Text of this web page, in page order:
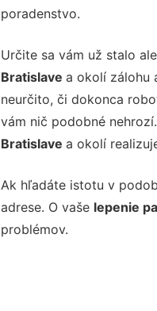
poradenstvo.
Určite sa vám už stalo
Bratislave a okolí zálohu
neurčito, či dokonca
vám nič podobné
Bratislave a okolí
Ak hľadáte istotu v
adrese. O vaše lepenie
problémov.